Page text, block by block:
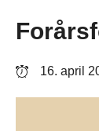
16. april